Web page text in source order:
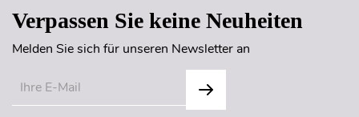
Verpassen Sie keine Neuheiten
Melden Sie sich für unseren Newsletter an